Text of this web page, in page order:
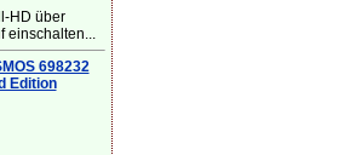
HD über
einschalten...
698232
Edition